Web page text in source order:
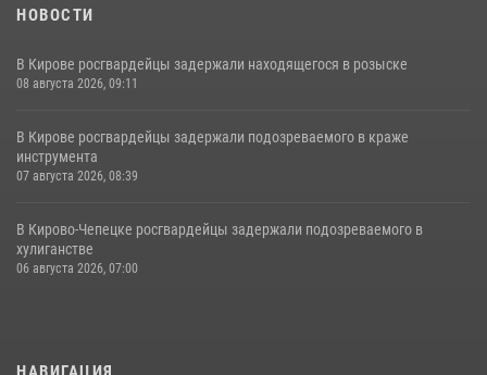
НОВОСТИ
В Кирове росгвардейцы задержали находящегося в розыске
08 августа 2026, 09:11
В Кирове росгвардейцы задержали подозреваемого в краже
инструмента
07 августа 2026, 08:39
В Кирово-Чепецке росгвардейцы задержали подозреваемого в
хулиганстве
06 августа 2026, 07:00